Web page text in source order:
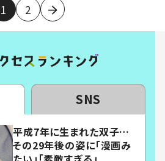
1 2
SNS
平成7年に生まれた双子…
その29年後の姿に「漫画み